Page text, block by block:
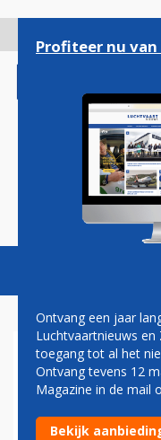
gaan
Magazine
EMBRAER
Profiteer nu
Ontvang een jaar
Luchtvaartnieuws en
toegang tot al het
Ontvang tevens 12
Magazine in de mail
Bekijk